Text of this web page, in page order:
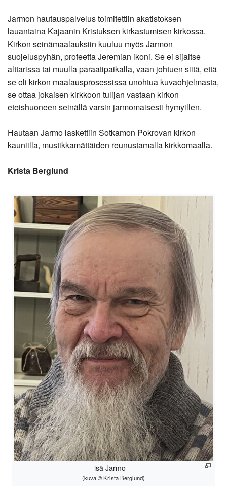
Jarmon hautauspalvelus toimitettiin akatistoksen
lauantaina Kajaanin Kristuksen kirkastumisen kirkossa.
Kirkon seinämaalauksiin kuuluu myös Jarmon
suojeluspyhän, profeetta Jeremian ikoni. Se ei sijaitse
alttarissa tai muulla paraatipaikalla, vaan johtuen siitä, että
se oli kirkon maalausprosessissa unohtua kuvaohjelmasta,
se ottaa jokaisen kirkkoon tulijan vastaan kirkon
eteishuoneen seinällä varsin jarmomaisesti hymyillen.
Hautaan Jarmo laskettiin Sotkamon Pokrovan kirkon
kauniilla, mustikkamättäiden reunustamalla kirkkomaalla.
Krista Berglund
isä Jarmo
(kuva © Krista Berglund)